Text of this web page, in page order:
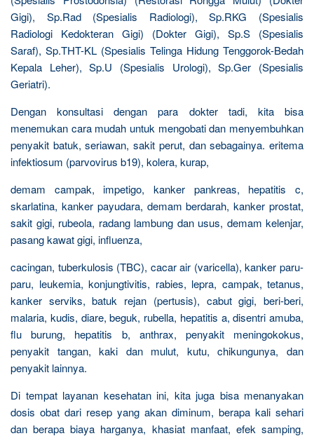
Gigi), Sp.Rad (Spesialis Radiologi), Sp.RKG (Spesialis
Radiologi Kedokteran Gigi) (Dokter Gigi), Sp.S (Spesialis
Saraf), Sp.THT-KL (Spesialis Telinga Hidung Tenggorok-Bedah
Kepala Leher), Sp.U (Spesialis Urologi), Sp.Ger (Spesialis
Geriatri).
Dengan konsultasi dengan para dokter tadi, kita bisa
menemukan cara mudah untuk mengobati dan menyembuhkan
penyakit batuk, seriawan, sakit perut, dan sebagainya. eritema
infektiosum (parvovirus b19), kolera, kurap,
demam campak, impetigo, kanker pankreas, hepatitis c,
skarlatina, kanker payudara, demam berdarah, kanker prostat,
sakit gigi, rubeola, radang lambung dan usus, demam kelenjar,
pasang kawat gigi, influenza,
cacingan, tuberkulosis (TBC), cacar air (varicella), kanker paru-
paru, leukemia, konjungtivitis, rabies, lepra, campak, tetanus,
kanker serviks, batuk rejan (pertusis), cabut gigi, beri-beri,
malaria, kudis, diare, beguk, rubella, hepatitis a, disentri amuba,
flu burung, hepatitis b, anthrax, penyakit meningokokus,
penyakit tangan, kaki dan mulut, kutu, chikungunya, dan
penyakit lainnya.
Di tempat layanan kesehatan ini, kita juga bisa menanyakan
dosis obat dari resep yang akan diminum, berapa kali sehari
dan berapa biaya harganya, khasiat manfaat, efek samping,